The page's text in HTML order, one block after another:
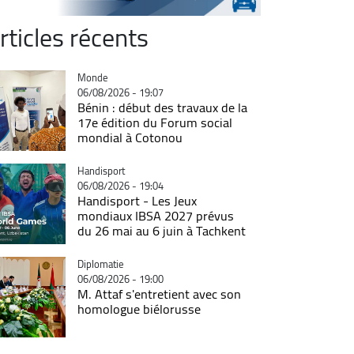
récents
Catégorie
Monde
06/08/2026 - 19:07
Bénin : début des travaux de la
17e édition du Forum social
mondial à Cotonou
Catégorie
Handisport
06/08/2026 - 19:04
Handisport - Les Jeux
mondiaux IBSA 2027 prévus
du 26 mai au 6 juin à Tachkent
Catégorie
Diplomatie
06/08/2026 - 19:00
M. Attaf s'entretient avec son
homologue biélorusse